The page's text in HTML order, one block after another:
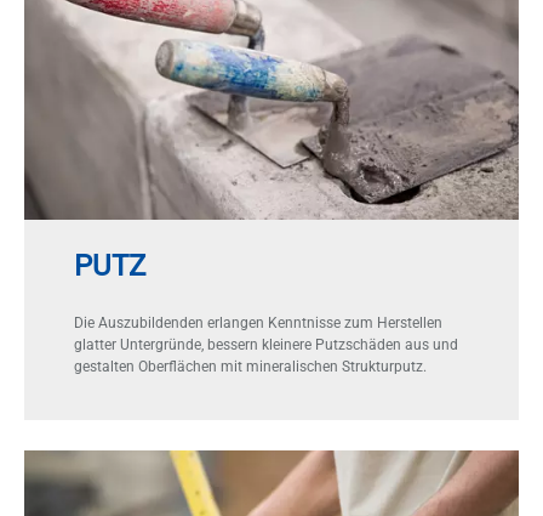
PUTZ
Die Aus­zu­bil­den­den er­lan­gen Kennt­nis­se zum Her­stel­len
glat­ter Un­ter­grün­de, bes­sern klei­ne­re Putz­schä­den aus und
ge­stal­ten Ober­flä­chen mit mi­ne­ra­li­schen Struk­tur­putz.